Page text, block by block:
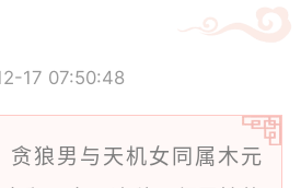
17 07:50:48
贪狼男与天机女同属木元